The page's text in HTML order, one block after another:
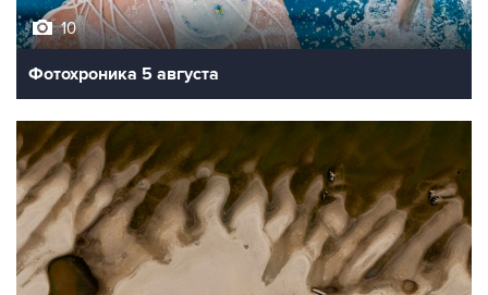
Фотохроника 5 августа